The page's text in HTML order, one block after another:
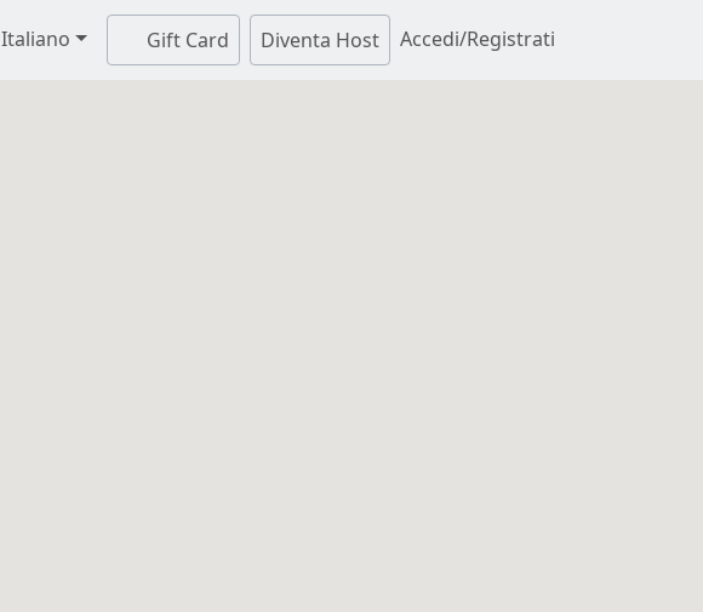
Italiano Gift Card Diventa Host Accedi/Registrati